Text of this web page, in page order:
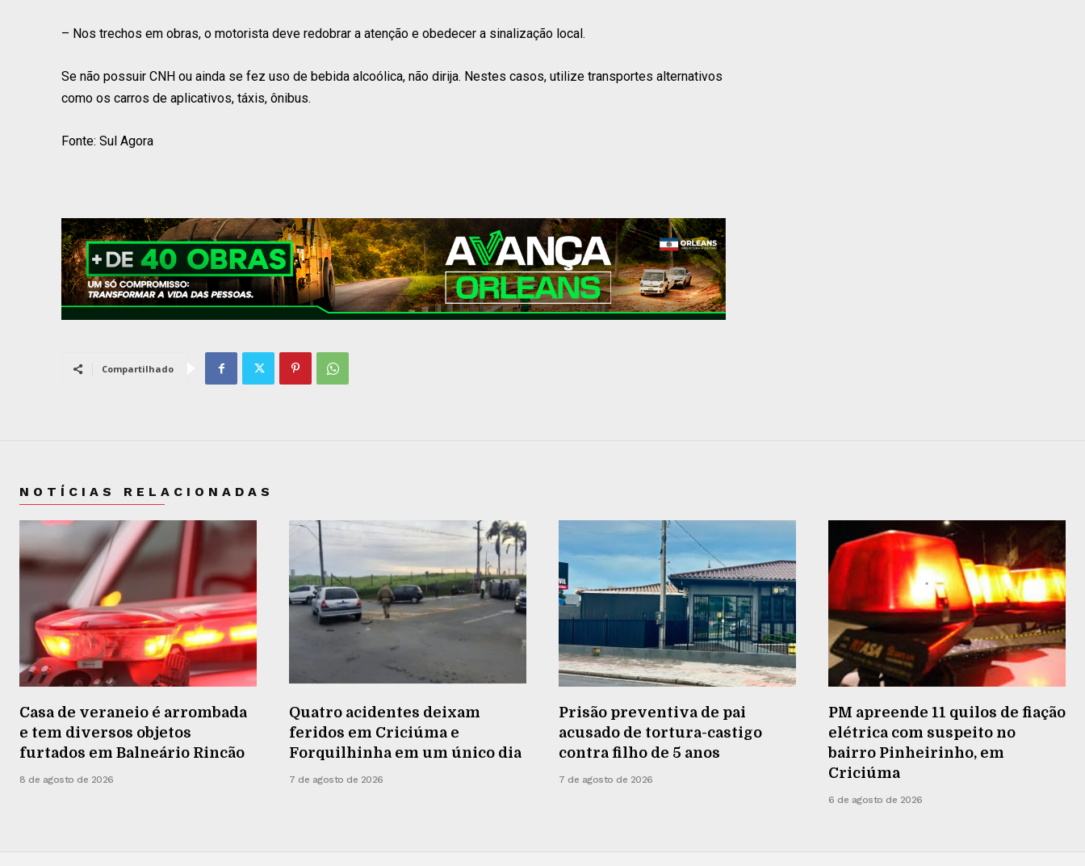
– Nos trechos em obras, o motorista deve redobrar a atenção e obedecer a sinalização local.
Se não possuir CNH ou ainda se fez uso de bebida alcoólica, não dirija. Nestes casos, utilize transportes alternativos
como os carros de aplicativos, táxis, ônibus.
Fonte: Sul Agora
Compartilhado
NOTÍCIAS RELACIONADAS
Casa de veraneio é arrombada
e tem diversos objetos
furtados em Balneário Rincão
8 de agosto de 2026
Quatro acidentes deixam
feridos em Criciúma e
Forquilhinha em um único dia
7 de agosto de 2026
Prisão preventiva de pai
acusado de tortura-castigo
contra filho de 5 anos
7 de agosto de 2026
PM apreende 11 quilos de fiação
elétrica com suspeito no
bairro Pinheirinho, em
Criciúma
6 de agosto de 2026